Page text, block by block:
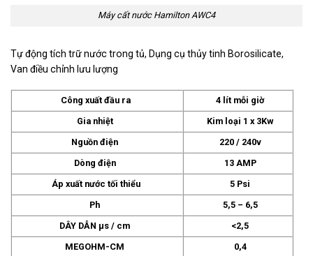
Máy cất nước Hamilton AWC4
Tự động tích trữ nước trong tủ, Dụng cụ thủy tinh Borosilicate,
Van điều chỉnh lưu lượng
Công xuất đầu ra
4 lít mỗi giờ
Gia nhiệt
Kim loại 1 x 3Kw
Nguồn điện
220 / 240v
Dòng điện
13 AMP
Áp xuất nước tối thiểu
5 Psi
Ph
5,5 – 6,5
DÂY DẪN µs / cm
<2,5
MEGOHM-CM
0,4